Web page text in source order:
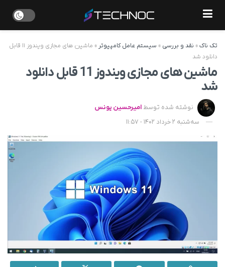
تک ناک» نقد و بررسی » سیستم عامل کامپیوتر »
ماشین های مجازی ویندوز ۱۱ قابل
دانلود شد
ماشین های مجازی ویندوز 11 قابل دانلود
شد
نوشته شده توسط امیرحسین یونس
سه‌شنبه 2 خرداد 1402 - 11:57